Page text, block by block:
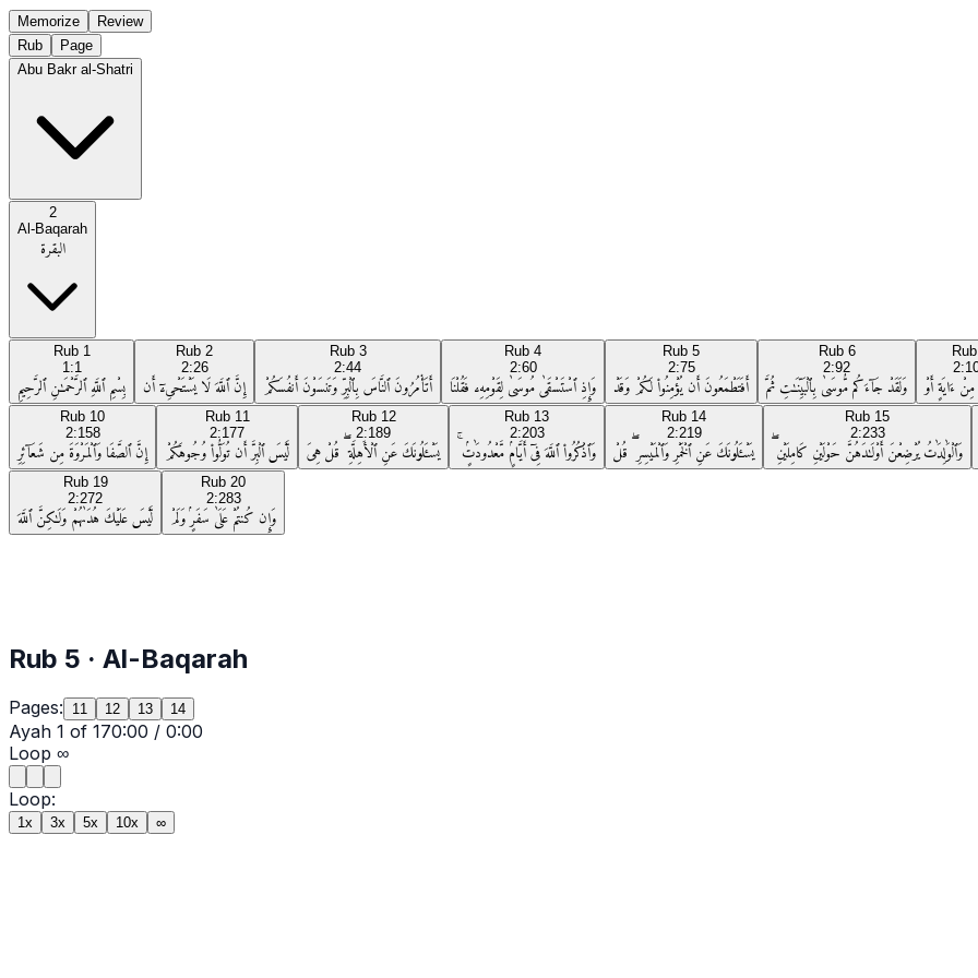
Memorize
Review
Rub
Page
Abu Bakr al-Shatri
2
Al-Baqarah
البقرة
Rub 1
1:1
بِسْمِ ٱللَّهِ ٱلرَّحْمَـٰنِ ٱلرَّحِيمِ
Rub 2
2:26
إِنَّ ٱللَّهَ لَا يَسْتَحْىِۦٓ أَن
Rub 3
2:44
أَتَأْمُرُونَ ٱلنَّاسَ بِٱلْبِرِّ وَتَنسَوْنَ أَنفُسَكُمْ
Rub 4
2:60
وَإِذِ ٱسْتَسْقَىٰ مُوسَىٰ لِقَوْمِهِۦ فَقُلْنَا
Rub 5
2:75
أَفَتَطْمَعُونَ أَن يُؤْمِنُوا۟ لَكُمْ وَقَدْ
Rub 6
2:92
وَلَقَدْ جَآءَكُم مُّوسَىٰ بِٱلْبَيِّنَـٰتِ ثُمَّ
Rub
ءَايَةٍ أَوْ
Rub 10
2:158
إِنَّ ٱلصَّفَا وَٱلْمَرْوَةَ مِن شَعَآئِرِ
Rub 11
2:177
لَّيْسَ ٱلْبِرَّ أَن تُوَلُّوا۟ وُجُوهَكُمْ
Rub 12
2:189
يَسْـَٔلُونَكَ عَنِ ٱلْأَهِلَّةِ ۖ قُلْ هِىَ
Rub 13
2:203
وَٱذْكُرُوا۟ ٱللَّهَ فِىٓ أَيَّامٍۢ مَّعْدُودَٰتٍۢ ۚ
Rub 14
2:219
يَسْـَٔلُونَكَ عَنِ ٱلْخَمْرِ وَٱلْمَيْسِرِ ۖ قُلْ
Rub 15
2:233
وَٱلْوَٰلِدَٰتُ يُرْضِعْنَ أَوْلَـٰدَهُنَّ حَوْلَيْنِ كَامِلَيْنِ ۖ
Rub 19
2:272
لَّيْسَ عَلَيْكَ هُدَىٰهُمْ وَلَـٰكِنَّ ٱللَّهَ
Rub 20
2:283
وَإِن كُنتُمْ عَلَىٰ سَفَرٍۢ وَلَمْ
Rub 5 · Al-Baqarah
Pages: 11 12 13 14
Ayah 1 of 170:00 / 0:00
Loop ∞
Loop:
1x 3x 5x 10x ∞